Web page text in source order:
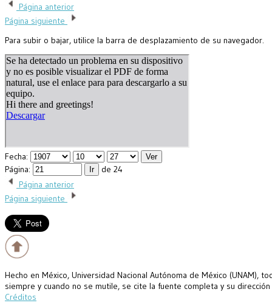
Página anterior
Página siguiente
Para subir o bajar, utilice la barra de desplazamiento de su navegador.
Fecha:
Página:
de 24
Página anterior
Página siguiente
Hecho en México, Universidad Nacional Autónoma de México
siempre y cuando no se mutile, se cite la fuente completa y su
Créditos